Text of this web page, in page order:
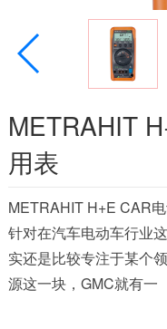
METRAHIT
用表
METRAHIT H+E CAR
针对在汽车电动车行业
实还是比较专注于某个
源这一块，GMC就有一